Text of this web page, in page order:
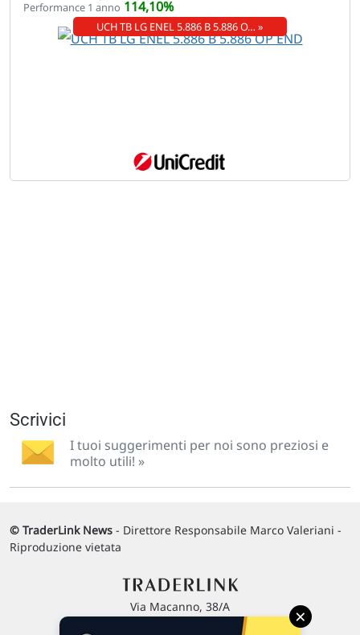
Performance 1 anno 114,10%
UCH TB LG ENEL 5.886 B 5.886 O… »
Scrivici
I tuoi suggerimenti per noi sono preziosi e
molto utili! »
© TraderLink News - Direttore Responsabile Marco Valeriani -
Riproduzione vietata
Via Macanno, 38/A
×